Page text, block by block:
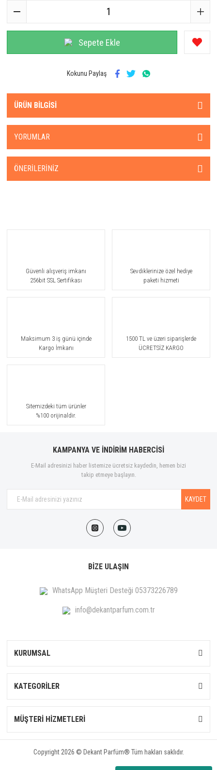
Sepete Ekle
Kokunu Paylaş
ÜRÜN BILGISI
YORUMLAR
ÖNERILERINIZ
Güvenli alışveriş imkanı
256bit SSL Sertifikası
Sevdiklerinize özel hediye
paketi hizmeti
Maksimum 3 iş günü içinde
Kargo İmkanı
1500 TL ve üzeri siparişlerde
ÜCRETSİZ KARGO
Sitemizdeki tüm ürünler
%100 orijinaldir.
KAMPANYA VE İNDİRİM HABERCİSİ
E-Mail adresinizi haber listemize ücretsiz kaydedin, hemen bizi
takip etmeye başlayın.
KAYDET
BİZE ULAŞIN
WhatsApp Müşteri Desteği 05373226789
info@dekantparfum.com.tr
KURUMSAL
KATEGORİLER
MÜŞTERİ HİZMETLERİ
Copyright 2026 © Dekant Parfüm® Tüm hakları saklıdır.